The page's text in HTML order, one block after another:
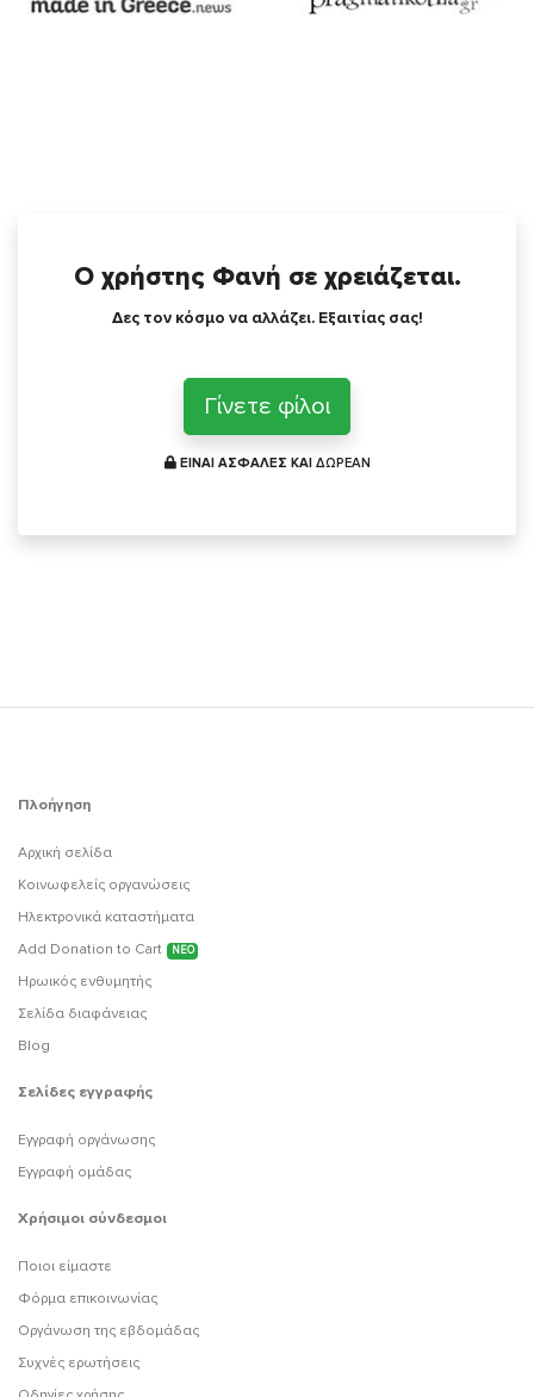
Ο χρήστης Φανή σε χρειάζεται.
Δες τον κόσμο να αλλάζει. Εξαιτίας σας!
Γίνετε φίλοι
ΕΙΝΑΙ ΑΣΦΑΛΕΣ ΚΑΙ ΔΩΡΕΑΝ
Πλοήγηση
Αρχική σελίδα
Κοινωφελείς οργανώσεις
Ηλεκτρονικά καταστήματα
Add Donation to Cart
ΝΕΟ
Ηρωικός ενθυμητής
Σελίδα διαφάνειας
Blog
Σελίδες εγγραφής
Εγγραφή οργάνωσης
Εγγραφή ομάδας
Χρήσιμοι σύνδεσμοι
Ποιοι είμαστε
Φόρμα επικοινωνίας
Οργάνωση της εβδομάδας
Συχνές ερωτήσεις